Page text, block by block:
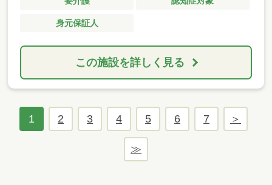
身元保証人
この施設を詳しく見る
1 2 3 4 5 6 7